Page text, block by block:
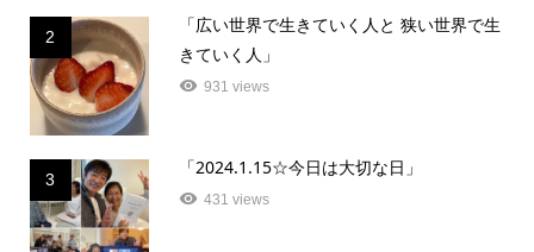
2
「広い世界で生きていく人と 狭い世界で生
きていく人」
931 views
3
「2024.1.15☆今日は大切な日」
431 views